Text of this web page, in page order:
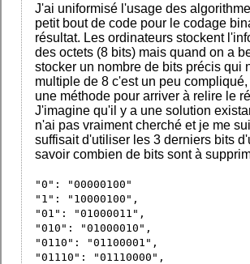
J'ai uniformisé l'usage des
petit bout de code pour le codage
résultat. Les ordinateurs stockent
des octets (8 bits) mais quand on a
stocker un nombre de bits précis qui
multiple de 8 c'est un peu
une méthode pour arriver à relire le
J'imagine qu'il y a une solution
n'ai pas vraiment cherché et je me
suffisait d'utiliser les 3 derniers bits
savoir combien de bits sont à
"0": "00000100"
"1": "10000100",
"01": "01000011",
"010": "01000010",
"0110": "01100001",
"01110": "01110000",